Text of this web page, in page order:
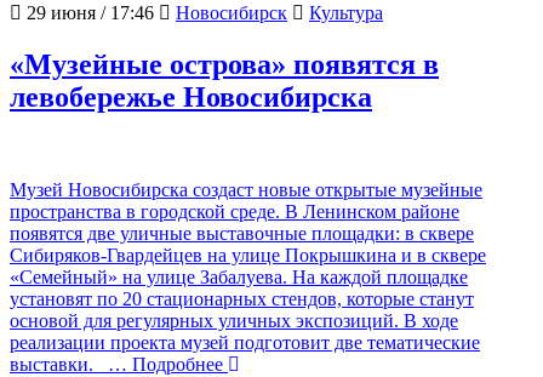
29 июня / 17:46
Новосибирск Культура
«Музейные острова» появятся в
левобережье Новосибирска
Музей Новосибирска создаст новые открытые музейные
пространства в городской среде. В Ленинском районе
появятся две уличные выставочные площадки: в сквере
Сибиряков-Гвардейцев на улице Покрышкина и в сквере
«Семейный» на улице Забалуева. На каждой площадке
установят по 20 стационарных стендов, которые станут
основой для регулярных уличных экспозиций. В ходе
реализации проекта музей подготовит две тематические
выставки.
… Подробнее